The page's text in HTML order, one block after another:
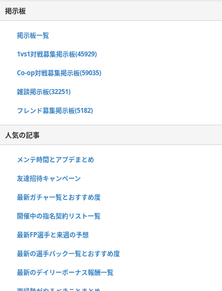
掲示板
掲示板一覧
1vs1対戦募集掲示板(45929)
Co-op対戦募集掲示板(59035)
雑談掲示板(32251)
フレンド募集掲示板(5182)
人気の記事
メンテ時間とアプデまとめ
友達招待キャンペーン
最新ガチャ一覧とおすすめ度
開催中の指名契約リスト一覧
最新FP選手と来週の予想
最新の選手パック一覧とおすすめ度
最新のデイリーボーナス報酬一覧